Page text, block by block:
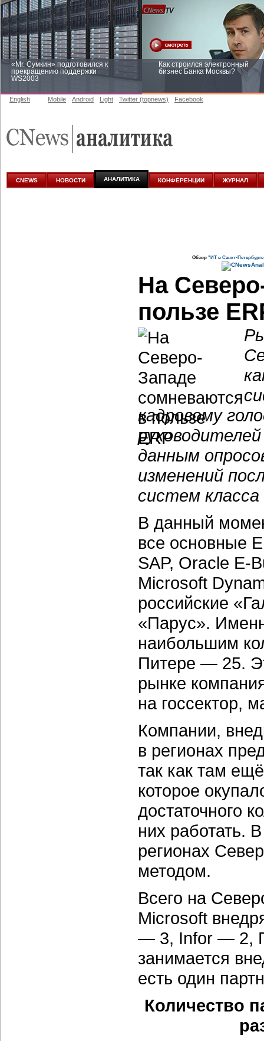
«Mr. Сумкин» подготовился к
прекращению поддержки
WS2003
Как строился электронный
бизнес Банка Москвы?
аналитике
English Mobile Android Light Twitter (topnews) Facebook
CNEWS НОВОСТИ АНАЛИТИКА КОНФЕРЕНЦИИ ЖУРНАЛ
Обзор "ИТ в Санкт-Петербурге
На
пользе
кадровому
данным
изменений
систем класса
В данный
все основные
SAP, Oracle E-
Microsoft
российские
«Парус».
наибольшим
Питере — 25.
рынке
на госсектор,
Компании,
в регионах
так как там
которое
достаточного
них работать.
регионах
методом.
Всего на
Microsoft
— 3, Infor — 2,
занимается
есть один
Количество